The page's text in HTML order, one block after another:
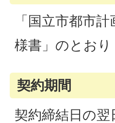
「国立市都市
様書」のとおり
契約期間
契約締結日の